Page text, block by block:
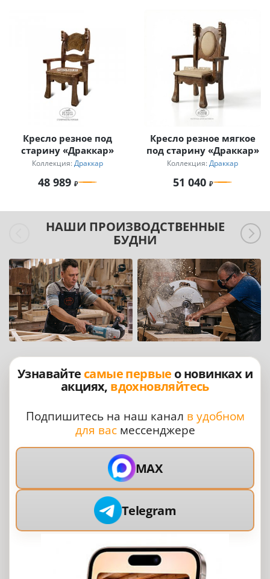
Кресло резное под
старину «Драккар»
Коллекция: Драккар
48 989
Кресло резное мягкое
под старину «Драккар»
Коллекция: Драккар
51 040
НАШИ ПРОИЗВОДСТВЕННЫЕ
БУДНИ
Узнавайте самые первые о новинках и
акциях, вдохновляйтесь
Подпишитесь на наш канал в удобном
для васмессенджере
MAX
Telegram